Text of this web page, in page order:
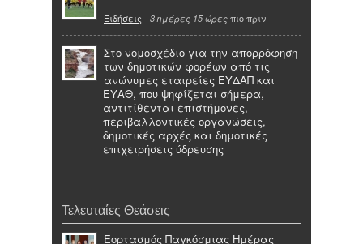
Ειδήσεις - 3 ημέρες 15 ώρες πιο πριν
Στο νομοσχέδιο για την απορρόφηση
των δημοτικών φορέων από τις
ανώνυμες εταιρείες ΕΥΔΑΠ και
ΕΥΑΘ, που ψηφίζεται σήμερα,
αντιτίθενται επιστήμονες,
περιβαλλοντικές οργανώσεις,
δημοτικές αρχές και δημοτικές
επιχειρήσεις ύδρευσης
Τελευταίες Θεάσεις
Εορτασμός Παγκόσμιας Ημέρας